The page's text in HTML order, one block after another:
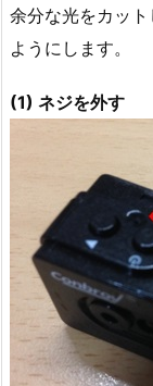
余分な光をカッ
ようにします。
(1) ネジを外す